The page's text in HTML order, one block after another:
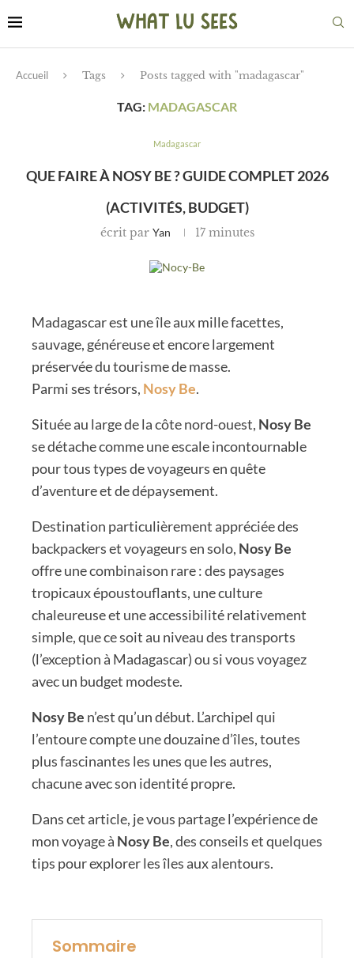
Accueil Tags Posts tagged with "madagascar"
TAG: MADAGASCAR
Madagascar
QUE FAIRE À NOSY BE ? GUIDE COMPLET 2026
(ACTIVITÉS, BUDGET)
écrit par Yan 17 minutes
Madagascar est une île aux mille facettes,
sauvage, généreuse et encore largement
préservée du tourisme de masse.
Parmi ses trésors, Nosy Be.
Située au large de la côte nord-ouest, Nosy Be
se détache comme une escale incontournable
pour tous types de voyageurs en quête
d’aventure et de dépaysement.
Destination particulièrement appréciée des
backpackers et voyageurs en solo, Nosy Be
offre une combinaison rare : des paysages
tropicaux époustouflants, une culture
chaleureuse et une accessibilité relativement
simple, que ce soit au niveau des transports
(l’exception à Madagascar) ou si vous voyagez
avec un budget modeste.
Nosy Be n’est qu’un début. L’archipel qui
l’entoure compte une douzaine d’îles, toutes
plus fascinantes les unes que les autres,
chacune avec son identité propre.
Dans cet article, je vous partage l’expérience de
mon voyage à Nosy Be, des conseils et quelques
tips pour explorer les îles aux alentours.
Sommaire